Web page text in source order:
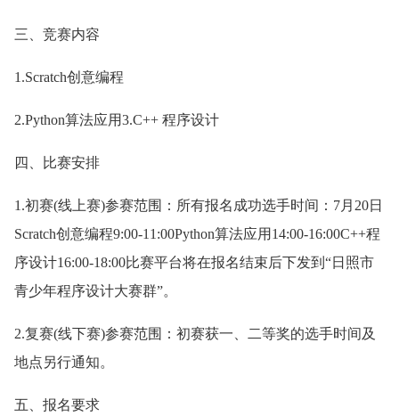
三、竞赛内容
1.Scratch创意编程
2.Python算法应用3.C++ 程序设计
四、比赛安排
1.初赛(线上赛)参赛范围：所有报名成功选手时间：7月20日
Scratch创意编程9:00-11:00Python算法应用14:00-16:00C++程
序设计16:00-18:00比赛平台将在报名结束后下发到“日照市
青少年程序设计大赛群”。
2.复赛(线下赛)参赛范围：初赛获一、二等奖的选手时间及
地点另行通知。
五、报名要求